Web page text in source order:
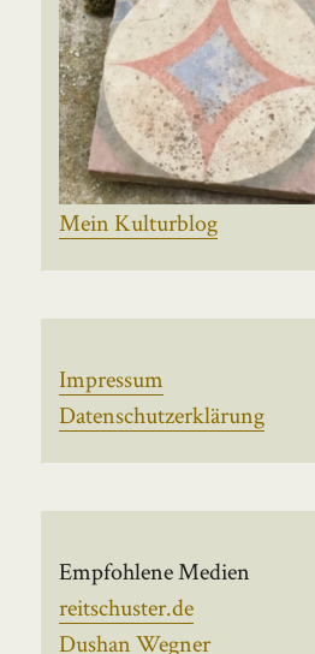
Mein Kulturblog
Impressum
Datenschutzerklärung
Empfohlene Medien
reitschuster.de
Dushan Wegner